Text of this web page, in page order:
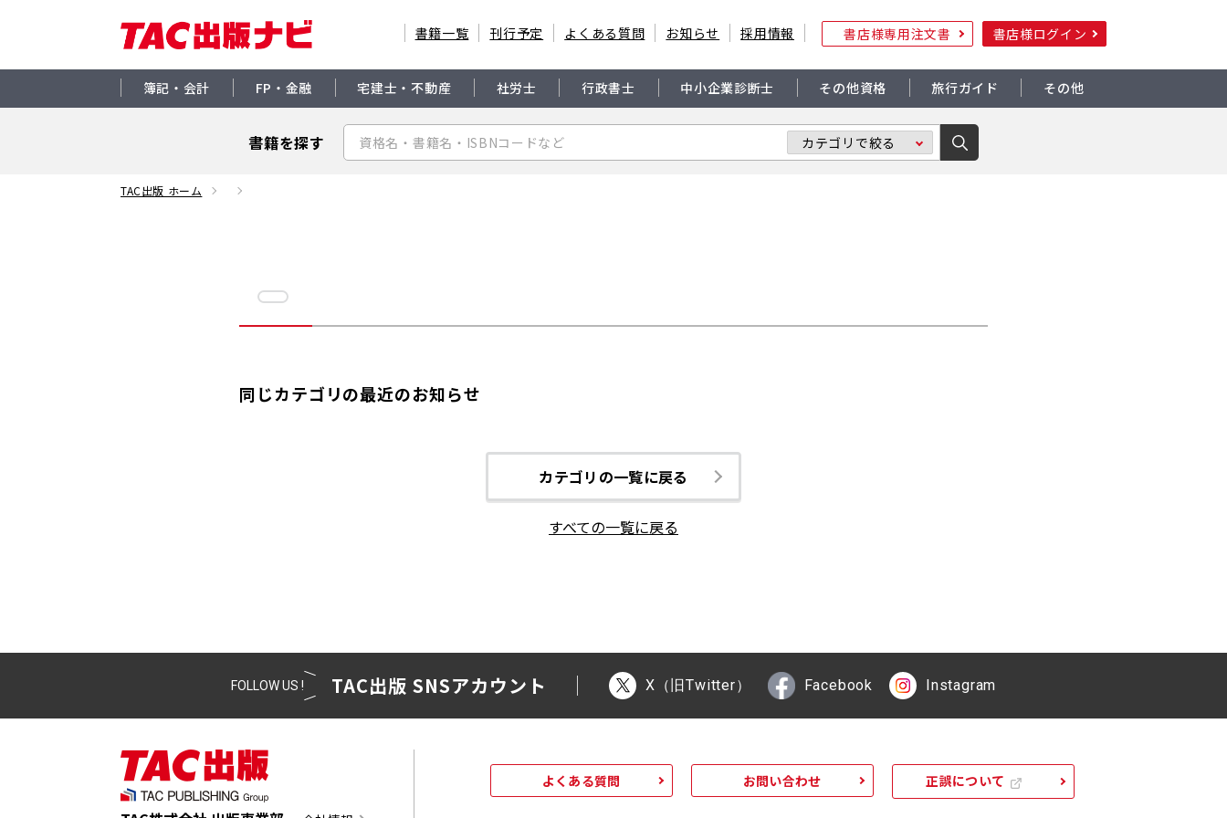
書籍一覧 刊行予定 よくある質問 お知らせ 採用情報 書店様専用注文書 書店様ログイン
簿記・会計 FP・金融 宅建士・不動産 社労士 行政書士 中小企業診断士 その他資格 旅行ガイド その他
書籍を探す
TAC出版 ホーム
同じカテゴリの最近のお知らせ
カテゴリの一覧に戻る
すべての一覧に戻る
FOLLOW US ! TAC出版 SNSアカウント X（旧Twitter） Facebook Instagram
よくある質問 お問い合わせ 正誤について